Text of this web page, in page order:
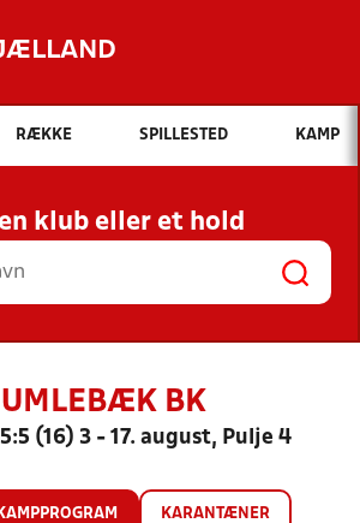
Hvad vil du søge efter?
INDHOLD OG NYHEDER
RESULTATER, KLUBBER OG
HOLD
RÆKKE SPILLESTED KAMP
klub eller et hold
BK
(16) 3 - 17. august, Pulje 4
KAMPPROGRAM KARANTÆNER